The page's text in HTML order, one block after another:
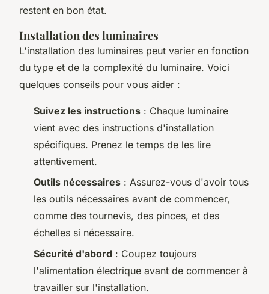
restent en bon état.
Installation des luminaires
L'installation des luminaires peut varier en fonction
du type et de la complexité du luminaire. Voici
quelques conseils pour vous aider :
Suivez les instructions : Chaque luminaire
vient avec des instructions d'installation
spécifiques. Prenez le temps de les lire
attentivement.
Outils nécessaires : Assurez-vous d'avoir tous
les outils nécessaires avant de commencer,
comme des tournevis, des pinces, et des
échelles si nécessaire.
Sécurité d'abord : Coupez toujours
l'alimentation électrique avant de commencer à
travailler sur l'installation.